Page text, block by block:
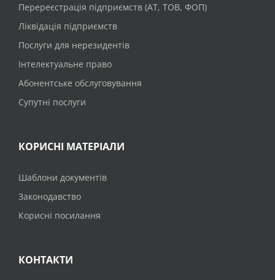
Перереєстрація підприємств (АТ, ТОВ, ФОП)
Ліквідація підприємств
Послуги для нерезидентів
Інтелектуальне право
Абонентське обслуговування
Супутні послуги
КОРИСНІ МАТЕРІАЛИ
Шаблони документів
Законодавство
Корисні посилання
КОНТАКТИ